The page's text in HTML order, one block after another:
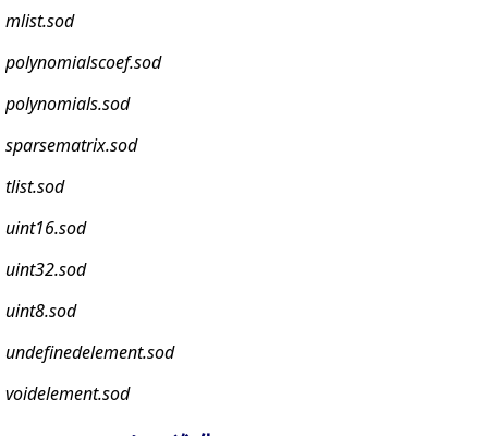
mlist.sod
polynomialscoef.sod
polynomials.sod
sparsematrix.sod
tlist.sod
uint16.sod
uint32.sod
uint8.sod
undefinedelement.sod
voidelement.sod